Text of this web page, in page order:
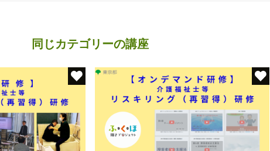
同じカテゴリーの講座